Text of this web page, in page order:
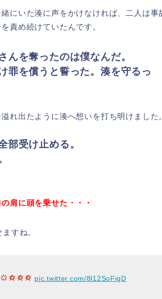
にいた湊に声をかけなければ、二人は事
責め続けていたんです。
んを奪ったのは僕なんだ。
罪を償うと誓った。湊を守るっ
れ出たように湊へ想いを打ち明けました
部受け止める。
肩に頭を乗せた・・・
すね。
pic.twitter.com/8l12SoFigD